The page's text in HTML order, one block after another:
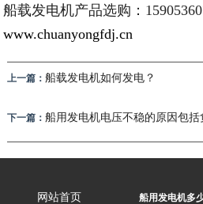
船载发电机产品选购：
www.chuanyongfdj.cn
上一篇： 船载发电机如何发电？
下一篇： 船用发电机电压不稳的原因包括
网站首页 船用发电机多